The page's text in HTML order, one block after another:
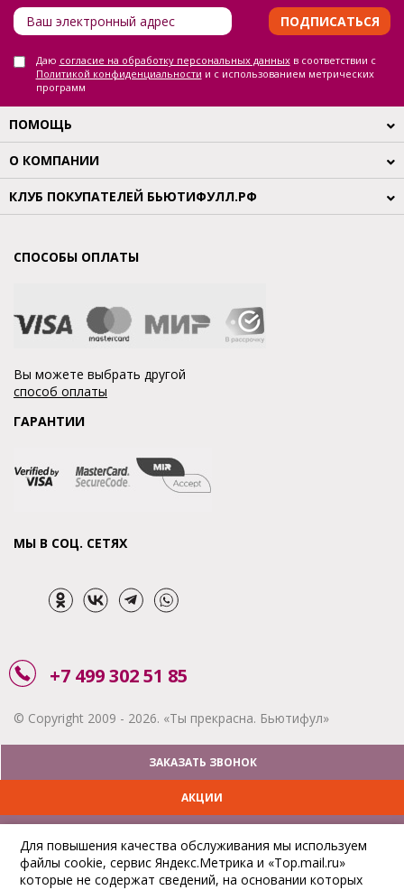
ПОДПИСАТЬСЯ
Даю согласие на обработку персональных данныхв соответствии с
Политикой конфиденциальности и с использованием метрических
программ
ПОМОЩЬ
О КОМПАНИИ
КЛУБ ПОКУПАТЕЛЕЙ БЬЮТИФУЛЛ.РФ
СПОСОБЫ ОПЛАТЫ
Вы можете выбрать другой
способ оплаты
ГАРАНТИИ
МЫ В СОЦ. СЕТЯХ
+7 499 302 51 85
© Copyright 2009 - 2026. «Ты прекрасна. Бьютифул»
ЗАКАЗАТЬ ЗВОНОК
АКЦИИ
ОПЛАТА
Для повышения качества обслуживания мы используем
файлы cookie, сервис Яндекс.Метрика и «Top.mail.ru»
которые не содержат сведений, на основании которых